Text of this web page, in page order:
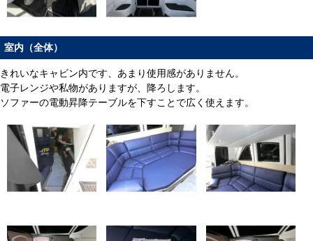
室内（全体）
きれいなキャビン内です、あまり使用感がありません。
電子レンジや私物がありますが、降ろします。
ソファーの電動昇降テーブルを下すことで広く使えます。